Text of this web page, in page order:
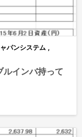
パンシステム ,
インバ持って